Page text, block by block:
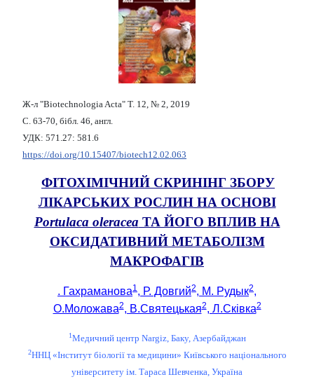
Ж-л "Biotechnologia Acta" Т. 12, № 2, 2019
С. 63-70, бібл. 46, англ.
УДК: 571.27: 581.6
https://doi.org/10.15407/biotech12.02.063
ФІТОХІМІЧНИЙ СКРИНІНГ ЗБОРУ
ЛІКАРСЬКИХ РОСЛИН НА ОСНОВІ
Portulaca oleracea ТА ЙОГО ВПЛИВ НА
ОКСИДАТИВНИЙ МЕТАБОЛІЗМ
МАКРОФАГІВ
. Гахраманова1 , Р. Довгий2, M. Рудык2,
O.Моложава2, В.Святецькая2, Л.Сківка2
1Медичний центр Nargiz, Баку, Азербайджан
2ННЦ «Інститут біології та медицини» Київського національного
університету ім. Тараса Шевченка, Україна